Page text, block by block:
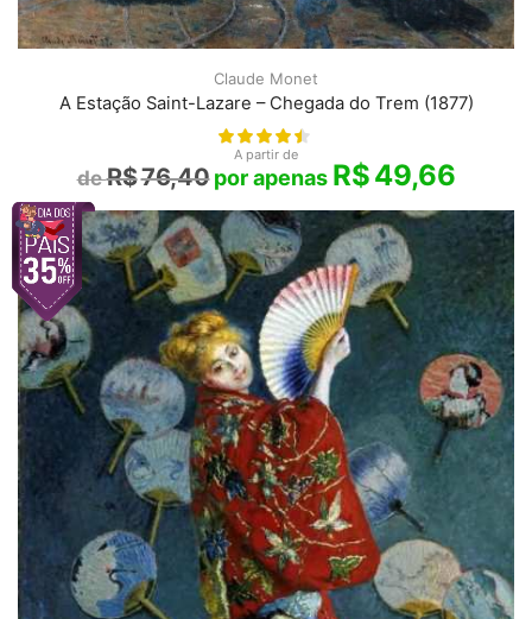
Claude Monet
A Estação Saint-Lazare – Chegada do Trem (1877)
A partir de
R$76,40 R$49,66